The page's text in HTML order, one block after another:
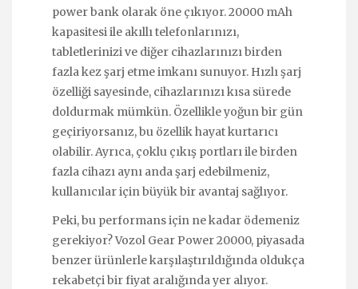
power bank olarak öne çıkıyor. 20000 mAh
kapasitesi ile akıllı telefonlarınızı,
tabletlerinizi ve diğer cihazlarınızı birden
fazla kez şarj etme imkanı sunuyor. Hızlı şarj
özelliği sayesinde, cihazlarınızı kısa sürede
doldurmak mümkün. Özellikle yoğun bir gün
geçiriyorsanız, bu özellik hayat kurtarıcı
olabilir. Ayrıca, çoklu çıkış portları ile birden
fazla cihazı aynı anda şarj edebilmeniz,
kullanıcılar için büyük bir avantaj sağlıyor.
Peki, bu performans için ne kadar ödemeniz
gerekiyor? Vozol Gear Power 20000, piyasada
benzer ürünlerle karşılaştırıldığında oldukça
rekabetçi bir fiyat aralığında yer alıyor.